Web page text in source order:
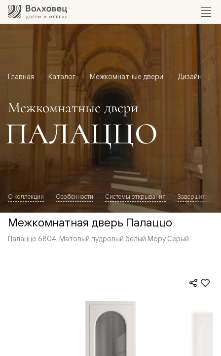
Главная Каталог Межкомнатные двери Дизайн
Межкомнатные двери
ПАЛАЦЦО
О коллекции Особенности Системы открывания Завершите
Межкомнатная дверь Палаццо
Палаццо 6804. Матовый пудровый белый Мору Серый